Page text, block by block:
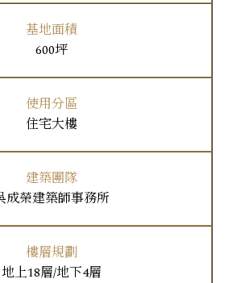
基地面積
600坪
使用分區
住宅大樓
建築團隊
成榮建築師事務所
樓層規劃
地上18層/地下4層